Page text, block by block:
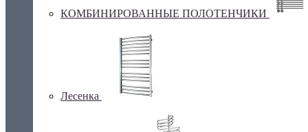
КОМБИНИРОВАННЫЕ ПОЛОТЕНЧИКИ
Лесенка